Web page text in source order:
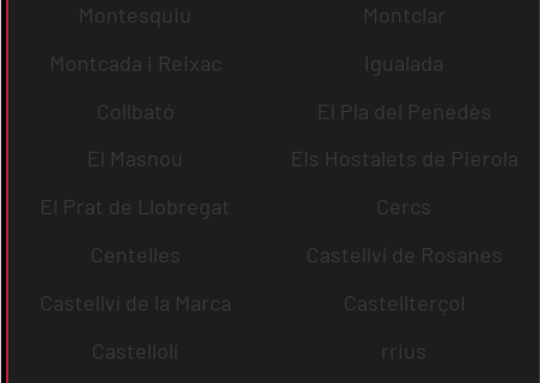
Montesquiu
Montclar
Montcada i Reixac
Igualada
Collbató
El Pla del Penedès
El Masnou
Els Hostalets de Pierola
El Prat de Llobregat
Cercs
Centelles
Castellví de Rosanes
Castellví de la Marca
Castellterçol
Castellolí
rrius